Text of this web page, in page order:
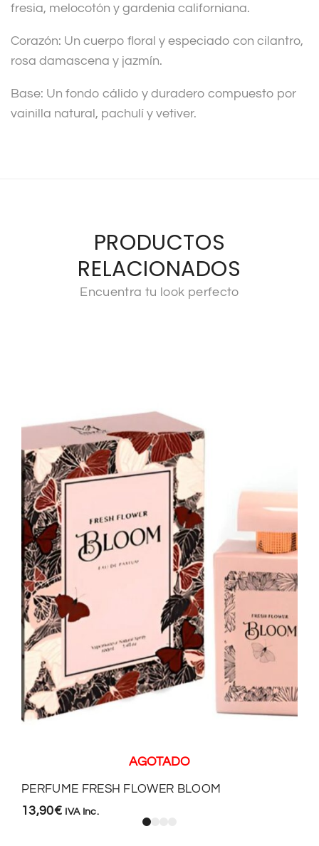
fresia, melocotón y gardenia californiana.
Corazón: Un cuerpo floral y especiado con cilantro,
rosa damascena y jazmín.
Base: Un fondo cálido y duradero compuesto por
vainilla natural, pachulí y vetiver.
PRODUCTOS
RELACIONADOS
Encuentra tu look perfecto
AGOTADO
PERFUME FRESH FLOWER BLOOM
13,90€ IVA Inc.